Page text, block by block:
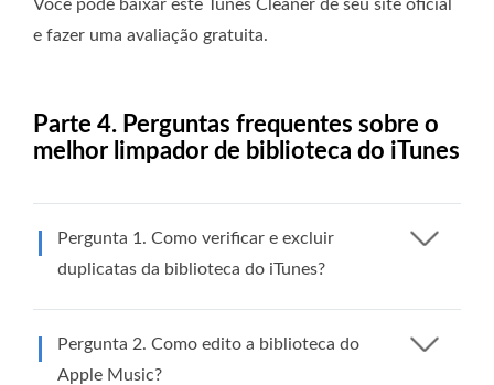
Você pode baixar este Tunes Cleaner de seu site oficial
e fazer uma avaliação gratuita.
Parte 4. Perguntas frequentes sobre o
melhor limpador de biblioteca do iTunes
Pergunta 1. Como verificar e excluir
duplicatas da biblioteca do iTunes?
Pergunta 2. Como edito a biblioteca do
Apple Music?